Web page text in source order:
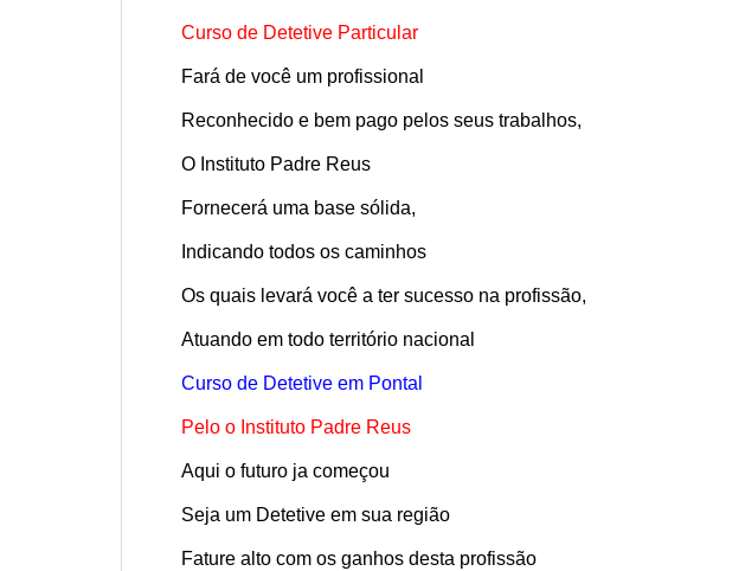
Curso de Detetive Particular
Fará de você um profissional
Reconhecido e bem pago pelos seus trabalhos,
O Instituto Padre Reus
Fornecerá uma base sólida,
Indicando todos os caminhos
Os quais levará você a ter sucesso na profissão,
Atuando em todo território nacional
Curso de Detetive em Pontal
Pelo o Instituto Padre Reus
Aqui o futuro ja começou
Seja um Detetive em sua região
Fature alto com os ganhos desta profissão